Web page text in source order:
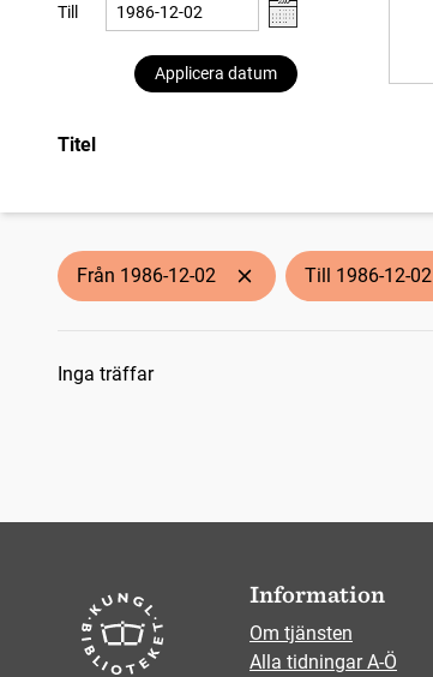
Till
Applicera datum
Titel
Från 1986-12-02 Till 1986-12-02
Sökresultat
Inga träffar
Information
Om tjänsten
Alla tidningar A-Ö